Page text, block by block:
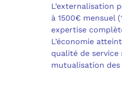
L’externalisation
à 1500€ mensuel
expertise
L’économie
qualité de service
mutualisation des